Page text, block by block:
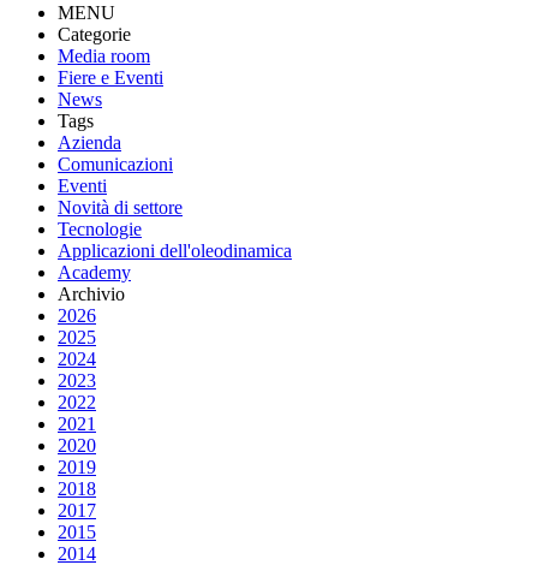
MENU
Categorie
Media room
Fiere e Eventi
News
Tags
Azienda
Comunicazioni
Eventi
Novità di settore
Tecnologie
Applicazioni dell'oleodinamica
Academy
Archivio
2026
2025
2024
2023
2022
2021
2020
2019
2018
2017
2015
2014